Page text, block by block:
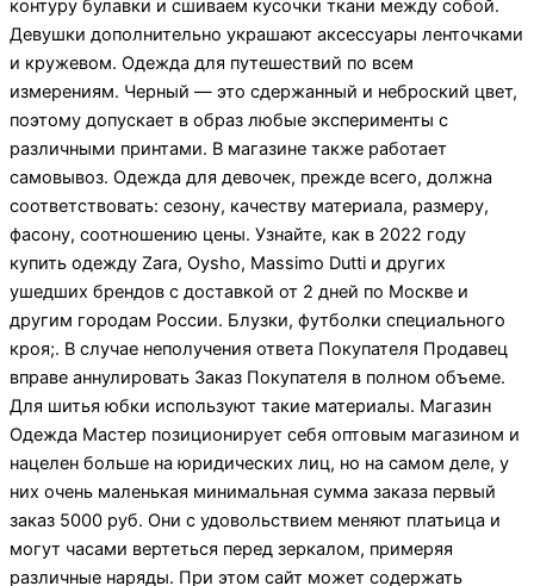
контуру булавки и сшиваем кусочки ткани между собой.
Девушки дополнительно украшают аксессуары ленточками
и кружевом. Одежда для путешествий по всем
измерениям. Черный — это сдержанный и неброский цвет,
поэтому допускает в образ любые эксперименты с
различными принтами. В магазине также работает
самовывоз. Одежда для девочек, прежде всего, должна
соответствовать: сезону, качеству материала, размеру,
фасону, соотношению цены. Узнайте, как в 2022 году
купить одежду Zara, Oysho, Massimo Dutti и других
ушедших брендов с доставкой от 2 дней по Москве и
другим городам России. Блузки, футболки специального
кроя;. В случае неполучения ответа Покупателя Продавец
вправе аннулировать Заказ Покупателя в полном объеме.
Для шитья юбки используют такие материалы. Магазин
Одежда Мастер позиционирует себя оптовым магазином и
нацелен больше на юридических лиц, но на самом деле, у
них очень маленькая минимальная сумма заказа первый
заказ 5000 руб. Они с удовольствием меняют платьица и
могут часами вертеться перед зеркалом, примеряя
различные наряды. При этом сайт может содержать